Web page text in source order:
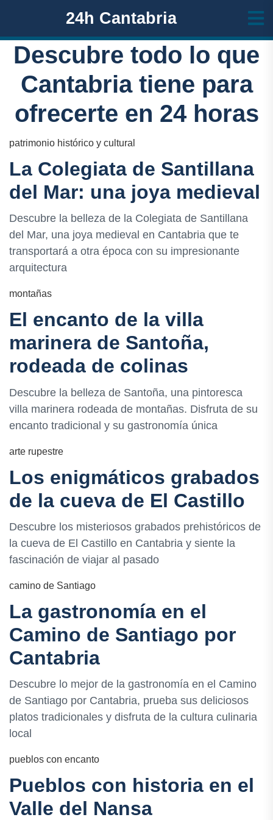
24h Cantabria
Descubre todo lo que
Cantabria tiene para
ofrecerte en 24 horas
patrimonio histórico y cultural
La Colegiata de Santillana
del Mar: una joya medieval
Descubre la belleza de la Colegiata de Santillana
del Mar, una joya medieval en Cantabria que te
transportará a otra época con su impresionante
arquitectura
montañas
El encanto de la villa
marinera de Santoña,
rodeada de colinas
Descubre la belleza de Santoña, una pintoresca
villa marinera rodeada de montañas. Disfruta de su
encanto tradicional y su gastronomía única
arte rupestre
Los enigmáticos grabados
de la cueva de El Castillo
Descubre los misteriosos grabados prehistóricos de
la cueva de El Castillo en Cantabria y siente la
fascinación de viajar al pasado
camino de Santiago
La gastronomía en el
Camino de Santiago por
Cantabria
Descubre lo mejor de la gastronomía en el Camino
de Santiago por Cantabria, prueba sus deliciosos
platos tradicionales y disfruta de la cultura culinaria
local
pueblos con encanto
Pueblos con historia en el
Valle del Nansa